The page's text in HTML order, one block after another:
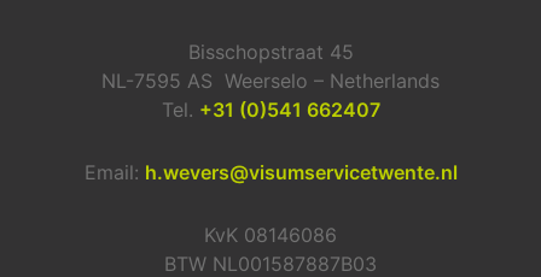
Bisschopstraat 45
NL-7595 AS Weerselo – Netherlands
Tel. +31 (0)541 662407
Email: h.wevers@visumservicetwente.nl
KvK 08146086
BTW NL001587887B03